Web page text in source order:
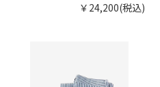
￥24,200(税込)